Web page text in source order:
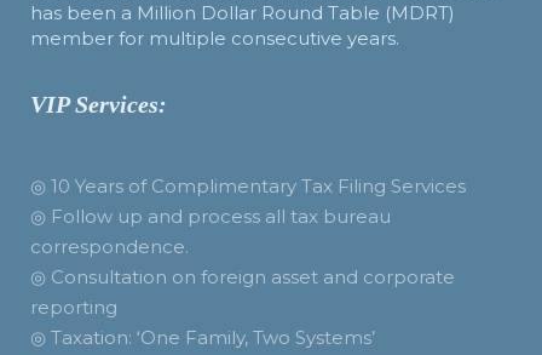
has been a Million Dollar Round Table (MDRT)
member for multiple consecutive years.
VIP Services:
◎ 10 Years of Complimentary Tax Filing Services
◎ Follow up and process all tax bureau
correspondence.
◎ Consultation on foreign asset and corporate
reporting
◎ Taxation: ‘One Family, Two Systems’